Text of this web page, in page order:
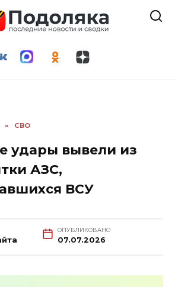
» СВО
удары вывели из
АЗС,
ВСУ
ОПУБЛИКОВАНО
07.07.2026